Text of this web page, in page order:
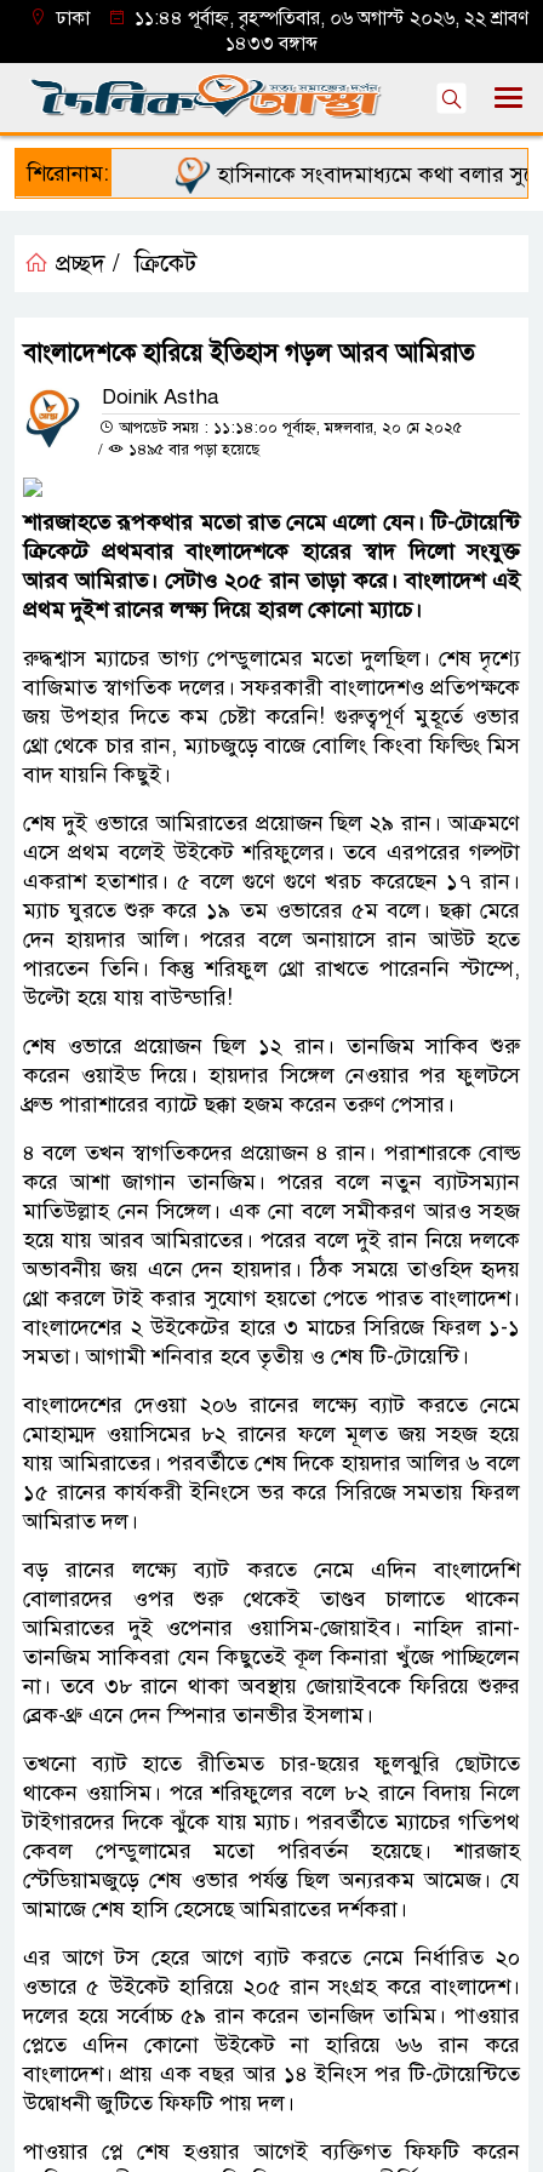
ঢাকা
১১:৪৪ পূর্বাহ্ন, বৃহস্পতিবার, ০৬ অগাস্ট ২০২৬, ২২ শ্রাবণ
১৪৩৩ বঙ্গাব্দ
শিরোনাম: হাসিনাকে সংবাদমাধ্যমে কথা বলার সুযোগ
প্রচ্ছদ / ক্রিকেট
বাংলাদেশকে হারিয়ে ইতিহাস গড়ল আরব আমিরাত
Doinik Astha
আপডেট সময় : ১১:১৪:০০ পূর্বাহ্ন, মঙ্গলবার, ২০ মে ২০২৫
/
১৪৯৫ বার পড়া হয়েছে
শারজাহতে রূপকথার মতো রাত নেমে এলো যেন। টি-টোয়েন্টি
ক্রিকেটে প্রথমবার বাংলাদেশকে হারের স্বাদ দিলো সংযুক্ত
আরব আমিরাত। সেটাও ২০৫ রান তাড়া করে। বাংলাদেশ এই
প্রথম দুইশ রানের লক্ষ‍্য দিয়ে হারল কোনো ম‍্যাচে।
রুদ্ধশ্বাস ম্যাচের ভাগ্য পেন্ডুলামের মতো দুলছিল। শেষ দৃশ্যে
বাজিমাত স্বাগতিক দলের। সফরকারী বাংলাদেশও প্রতিপক্ষকে
জয় উপহার দিতে কম চেষ্টা করেনি! গুরুত্বপূর্ণ মুহূর্তে ওভার
থ্রো থেকে চার রান, ম্যাচজুড়ে বাজে বোলিং কিংবা ফিল্ডিং মিস
বাদ যায়নি কিছুই।
শেষ দুই ওভারে আমিরাতের প্রয়োজন ছিল ২৯ রান। আক্রমণে
এসে প্রথম বলেই উইকেট শরিফুলের। তবে এরপরের গল্পটা
একরাশ হতাশার। ৫ বলে গুণে গুণে খরচ করেছেন ১৭ রান।
ম্যাচ ঘুরতে শুরু করে ১৯ তম ওভারের ৫ম বলে। ছক্কা মেরে
দেন হায়দার আলি। পরের বলে অনায়াসে রান আউট হতে
পারতেন তিনি। কিন্তু শরিফুল থ্রো রাখতে পারেননি স্টাম্পে,
উল্টো হয়ে যায় বাউন্ডারি!
শেষ ওভারে প্রয়োজন ছিল ১২ রান। তানজিম সাকিব শুরু
করেন ওয়াইড দিয়ে। হায়দার সিঙ্গেল নেওয়ার পর ফুলটসে
ধ্রুভ পারাশারের ব‍্যাটে ছক্কা হজম করেন তরুণ পেসার।
৪ বলে তখন স্বাগতিকদের প্রয়োজন ৪ রান। পরাশারকে বোল্ড
করে আশা জাগান তানজিম। পরের বলে নতুন ব‍্যাটসম‍্যান
মাতিউল্লাহ নেন সিঙ্গেল। এক নো বলে সমীকরণ আরও সহজ
হয়ে যায় আরব আমিরাতের। পরের বলে দুই রান নিয়ে দলকে
অভাবনীয় জয় এনে দেন হায়দার। ঠিক সময়ে তাওহিদ হৃদয়
থ্রো করলে টাই করার সুযোগ হয়তো পেতে পারত বাংলাদেশ।
বাংলাদেশের ২ উইকেটের হারে ৩ মাচের সিরিজে ফিরল ১-১
সমতা। আগামী শনিবার হবে তৃতীয় ও শেষ টি-টোয়েন্টি।
বাংলাদেশের দেওয়া ২০৬ রানের লক্ষ্যে ব্যাট করতে নেমে
মোহাম্মদ ওয়াসিমের ৮২ রানের ফলে মূলত জয় সহজ হয়ে
যায় আমিরাতের। পরবর্তীতে শেষ দিকে হায়দার আলির ৬ বলে
১৫ রানের কার্যকরী ইনিংসে ভর করে সিরিজে সমতায় ফিরল
আমিরাত দল।
বড় রানের লক্ষ্যে ব্যাট করতে নেমে এদিন বাংলাদেশি
বোলারদের ওপর শুরু থেকেই তাণ্ডব চালাতে থাকেন
আমিরাতের দুই ওপেনার ওয়াসিম-জোয়াইব। নাহিদ রানা-
তানজিম সাকিবরা যেন কিছুতেই কূল কিনারা খুঁজে পাচ্ছিলেন
না। তবে ৩৮ রানে থাকা অবস্থায় জোয়াইবকে ফিরিয়ে শুরুর
ব্রেক-থ্রু এনে দেন স্পিনার তানভীর ইসলাম।
তখনো ব্যাট হাতে রীতিমত চার-ছয়ের ফুলঝুরি ছোটাতে
থাকেন ওয়াসিম। পরে শরিফুলের বলে ৮২ রানে বিদায় নিলে
টাইগারদের দিকে ঝুঁকে যায় ম্যাচ। পরবর্তীতে ম্যাচের গতিপথ
কেবল পেন্ডুলামের মতো পরিবর্তন হয়েছে। শারজাহ
স্টেডিয়ামজুড়ে শেষ ওভার পর্যন্ত ছিল অন্যরকম আমেজ। যে
আমাজে শেষ হাসি হেসেছে আমিরাতের দর্শকরা।
এর আগে টস হেরে আগে ব্যাট করতে নেমে নির্ধারিত ২০
ওভারে ৫ উইকেট হারিয়ে ২০৫ রান সংগ্রহ করে বাংলাদেশ।
দলের হয়ে সর্বোচ্চ ৫৯ রান করেন তানজিদ তামিম। পাওয়ার
প্লেতে এদিন কোনো উইকেট না হারিয়ে ৬৬ রান করে
বাংলাদেশ। প্রায় এক বছর আর ১৪ ইনিংস পর টি-টোয়েন্টিতে
উদ্বোধনী জুটিতে ফিফটি পায় দল।
পাওয়ার প্লে শেষ হওয়ার আগেই ব্যক্তিগত ফিফটি করেন